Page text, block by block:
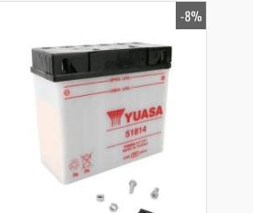
-8%